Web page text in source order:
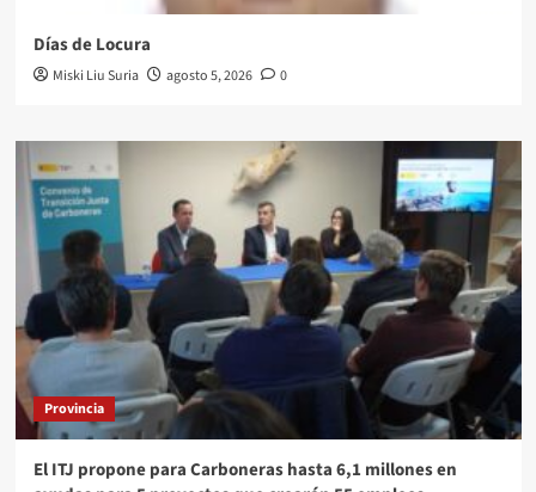
Días de Locura
Miski Liu Suria agosto 5, 2026 0
Provincia
El ITJ propone para Carboneras hasta 6,1 millones en